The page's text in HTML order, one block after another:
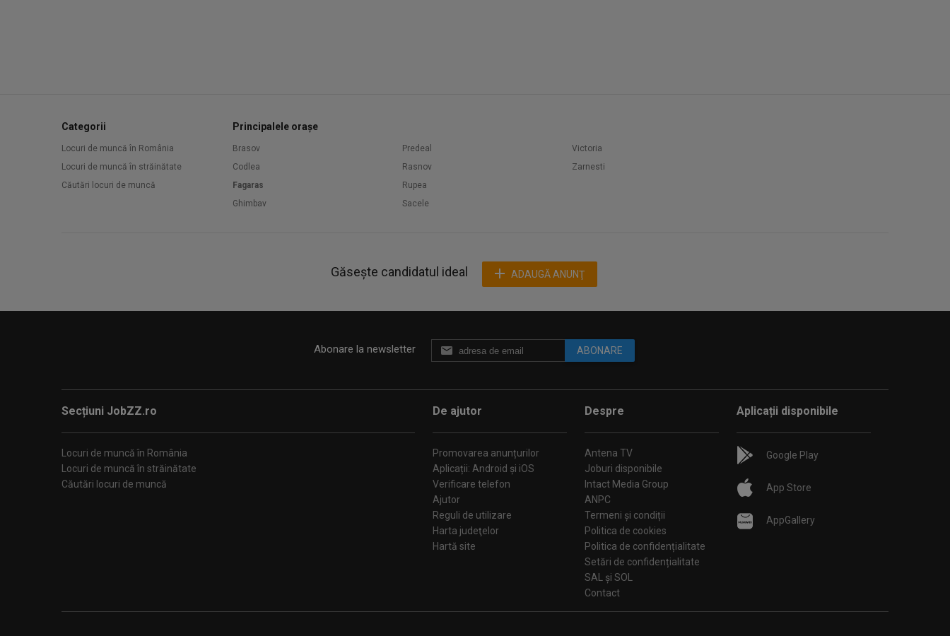
Categorii
Locuri de muncă în România
Locuri de muncă în străinătate
Căutări locuri de muncă
Principalele orașe
Brasov
Codlea
Fagaras
Ghimbav
Predeal
Rasnov
Rupea
Sacele
Victoria
Zarnesti
Găsește candidatul ideal ADAUGĂ ANUNŢ
Abonare la newsletter ABONARE
Secțiuni JobZZ.ro
Locuri de muncă în România
Locuri de muncă în străinătate
Căutări locuri de muncă
De ajutor
Promovarea anunțurilor
Aplicații: Android și iOS
Verificare telefon
Ajutor
Reguli de utilizare
Harta judeţelor
Hartă site
Despre
Antena TV
Joburi disponibile
Intact Media Group
ANPC
Termeni și condiții
Politica de cookies
Politica de confidențialitate
Setări de confidențialitate
SAL și SOL
Contact
Aplicații disponibile
Google Play
App Store
AppGallery